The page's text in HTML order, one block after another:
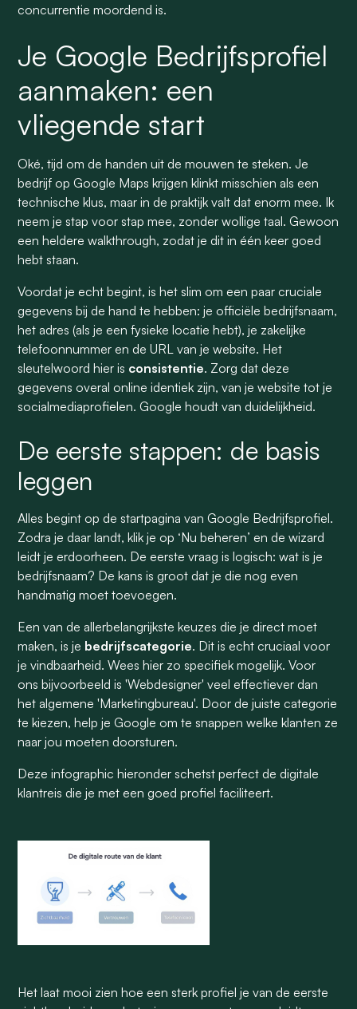
concurrentie moordend is.
Je Google Bedrijfsprofiel
aanmaken: een
vliegende start
Oké, tijd om de handen uit de mouwen te steken. Je
bedrijf op Google Maps krijgen klinkt misschien als een
technische klus, maar in de praktijk valt dat enorm mee. Ik
neem je stap voor stap mee, zonder wollige taal. Gewoon
een heldere walkthrough, zodat je dit in één keer goed
hebt staan.
Voordat je echt begint, is het slim om een paar cruciale
gegevens bij de hand te hebben: je officiële bedrijfsnaam,
het adres (als je een fysieke locatie hebt), je zakelijke
telefoonnummer en de URL van je website. Het
sleutelwoord hier is consistentie. Zorg dat deze
gegevens overal online identiek zijn, van je website tot je
socialmediaprofielen. Google houdt van duidelijkheid.
De eerste stappen: de basis
leggen
Alles begint op de startpagina van Google Bedrijfsprofiel.
Zodra je daar landt, klik je op ‘Nu beheren’ en de wizard
leidt je erdoorheen. De eerste vraag is logisch: wat is je
bedrijfsnaam? De kans is groot dat je die nog even
handmatig moet toevoegen.
Een van de allerbelangrijkste keuzes die je direct moet
maken, is je bedrijfscategorie. Dit is echt cruciaal voor
je vindbaarheid. Wees hier zo specifiek mogelijk. Voor
ons bijvoorbeeld is 'Webdesigner' veel effectiever dan
het algemene 'Marketingbureau'. Door de juiste categorie
te kiezen, help je Google om te snappen welke klanten ze
naar jou moeten doorsturen.
Deze infographic hieronder schetst perfect de digitale
klantreis die je met een goed profiel faciliteert.
Het laat mooi zien hoe een sterk profiel je van de eerste